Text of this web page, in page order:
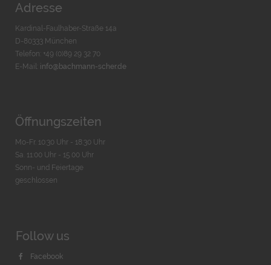
Adresse
Kardinal-Faulhaber-Straße 14a
D-80333 München
Telefon: +49 (0)89 29 32 70
E-Mail: info@bachmann-scher.de
Öffnungszeiten
Mo-Fr. 10:30 Uhr - 18:30 Uhr
Sa. 11:00 Uhr - 15.00 Uhr
Sonn- und Feiertage
geschlossen
Follow us
Facebook